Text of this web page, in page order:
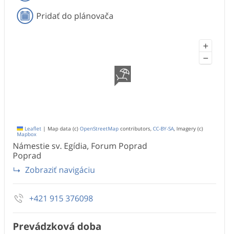
Pridať do plánovača
+
−
Leaflet | Map data (c) OpenStreetMap contributors, CC-BY-SA, Imagery (c)
Mapbox
Námestie sv. Egídia, Forum Poprad
Poprad
Zobraziť navigáciu
+421 915 376098
Prevádzková doba